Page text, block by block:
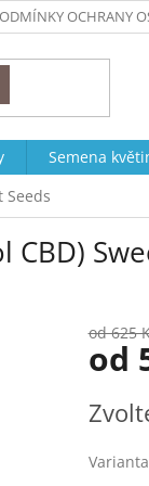
OCHRANY
Semena
Seeds
CBD)
od 625
od
cena:
Varianta